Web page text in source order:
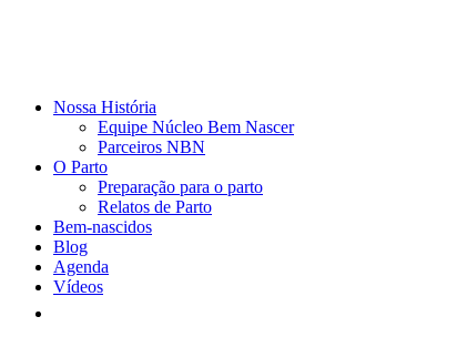
Nossa História
Equipe Núcleo Bem Nascer
Parceiros NBN
O Parto
Preparação para o parto
Relatos de Parto
Bem-nascidos
Blog
Agenda
Vídeos